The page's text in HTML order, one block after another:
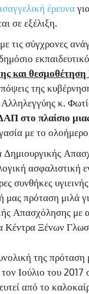
έρευνα
σε εξέλιξη.
σύγχρονες
και
της
κ.
στο πλαίσιο
με το
Δημιουργικής
ασφαλιστική
συνθήκες
μας πρόταση
Απασχόλησης με
Κέντρα Ξένων
της
Ιούλιο του
από το